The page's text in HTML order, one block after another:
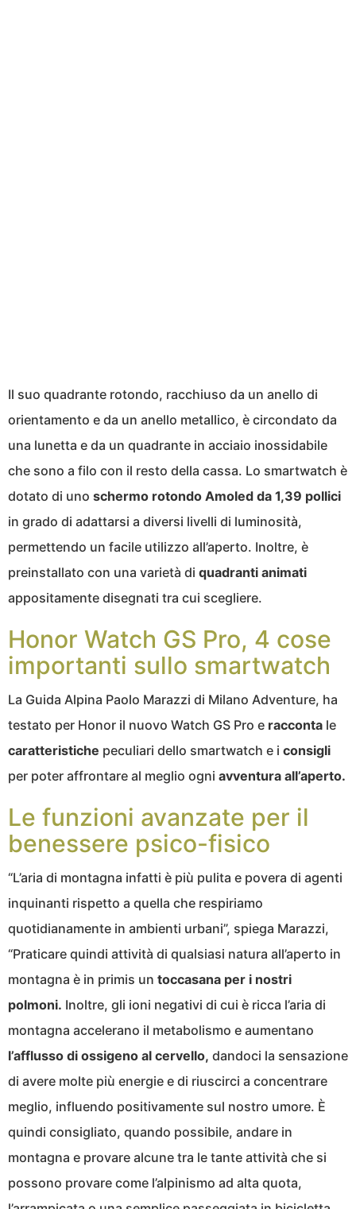
Il suo quadrante rotondo, racchiuso da un anello di
orientamento e da un anello metallico, è circondato da
una lunetta e da un quadrante in acciaio inossidabile
che sono a filo con il resto della cassa. Lo smartwatch è
dotato di uno schermo rotondo Amoled da 1,39 pollici
in grado di adattarsi a diversi livelli di luminosità,
permettendo un facile utilizzo all’aperto. Inoltre, è
preinstallato con una varietà di quadranti animati
appositamente disegnati tra cui scegliere.
Honor Watch GS Pro, 4 cose
importanti sullo smartwatch
La Guida Alpina Paolo Marazzi di Milano Adventure, ha
testato per Honor il nuovo Watch GS Pro e racconta le
caratteristiche peculiari dello smartwatch e i consigli
per poter affrontare al meglio ogni avventura all’aperto.
Le funzioni avanzate per il
benessere psico-fisico
“L’aria di montagna infatti è più pulita e povera di agenti
inquinanti rispetto a quella che respiriamo
quotidianamente in ambienti urbani”, spiega Marazzi,
“Praticare quindi attività di qualsiasi natura all’aperto in
montagna è in primis un toccasana per i nostri
polmoni. Inoltre, gli ioni negativi di cui è ricca l’aria di
montagna accelerano il metabolismo e aumentano
l’afflusso di ossigeno al cervello, dandoci la sensazione
di avere molte più energie e di riuscirci a concentrare
meglio, influendo positivamente sul nostro umore. È
quindi consigliato, quando possibile, andare in
montagna e provare alcune tra le tante attività che si
possono provare come l’alpinismo ad alta quota,